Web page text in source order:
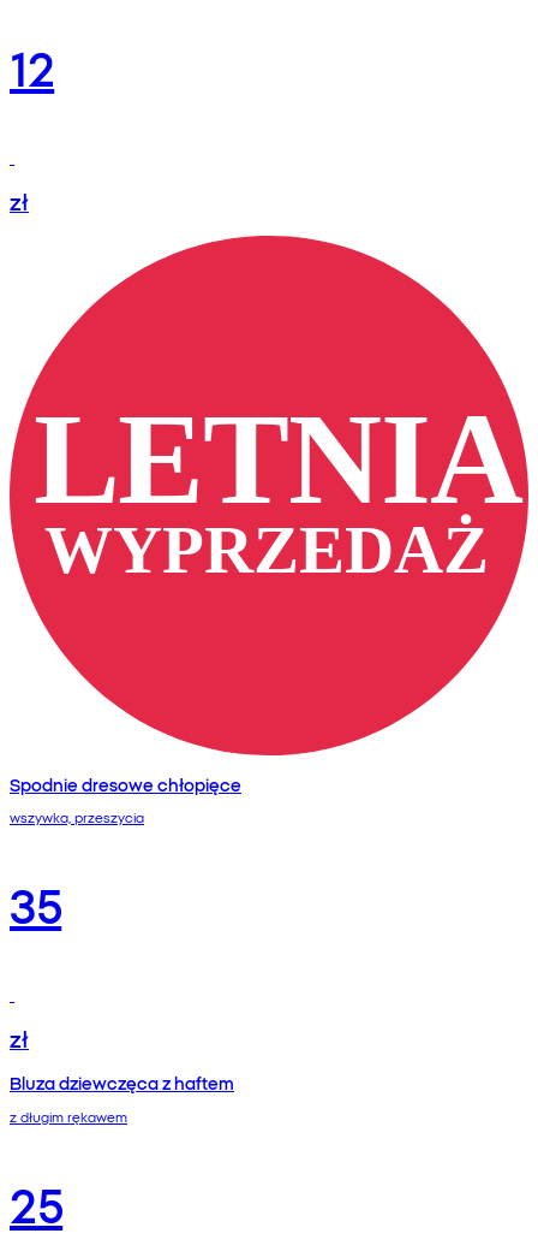
12
zł
Spodnie dresowe chłopięce
wszywka, przeszycia
35
zł
Bluza dziewczęca z haftem
z długim rękawem
25